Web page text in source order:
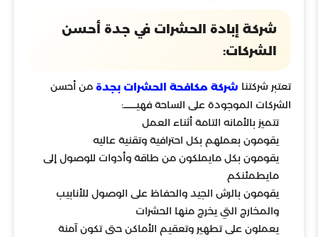
شركة إبادة الحشرات في جدة أحسن
الشركات:
تعتبر شركتنا شركة مكافحة الحشرات بجدة من أحسن
الشركات الموجودة على الساحة فهيـــــــــ:
تتميز بالأمانه التامة أثناء العمل
يقومون بعملهم بكل احترافية وتقنية عاليه
يقومون بكل مايملكون من طاقة وأدوات للوصول إلى
مايطمئنكم
يقومون بالرش الجيد والحفاظ على الوصول للأنابيب
والمخارج التي يخرج منها الحشرات
يعملون على تطهير وتعقيم الأماكن حتى تكون آمنة